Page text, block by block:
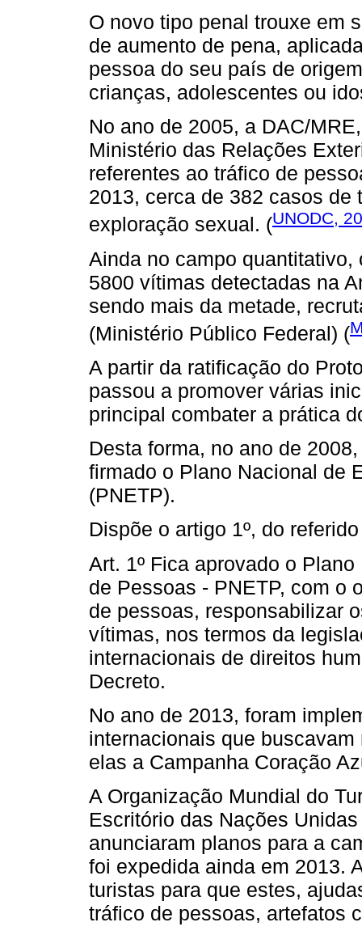
O novo tipo penal trouxe em
de aumento de pena,
pessoa do seu país de
crianças, adolescentes ou
No ano de 2005, a DAC/
Ministério das Relações
referentes ao tráfico de
2013, cerca de 382 casos
exploração sexual. (UNODC,
Ainda no campo
5800 vítimas detectadas na
sendo mais da metade,
(Ministério Público Federal) (
A partir da ratificação do
passou a promover várias
principal combater a prática
Desta forma, no ano de
firmado o Plano Nacional de
(PNETP).
Dispõe o artigo 1º, do
Art. 1º Fica aprovado o
de Pessoas - PNETP, com o
de pessoas, responsabilizar
vítimas, nos termos da
internacionais de direitos
Decreto.
No ano de 2013, foram
internacionais que
elas a Campanha Coração
A Organização Mundial do
Escritório das Nações
anunciaram planos para a
foi expedida ainda em 2013.
turistas para que estes,
tráfico de pessoas, artefatos